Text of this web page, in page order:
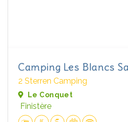
Camping Les Blancs
2 Sterren Camping
Le Conquet
Finistère